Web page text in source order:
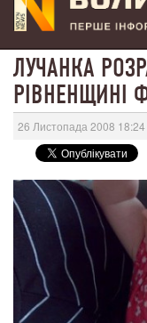
ЛУЧАНКА
РІВНЕНЩИНІ
26 Листопада 2008 18:24